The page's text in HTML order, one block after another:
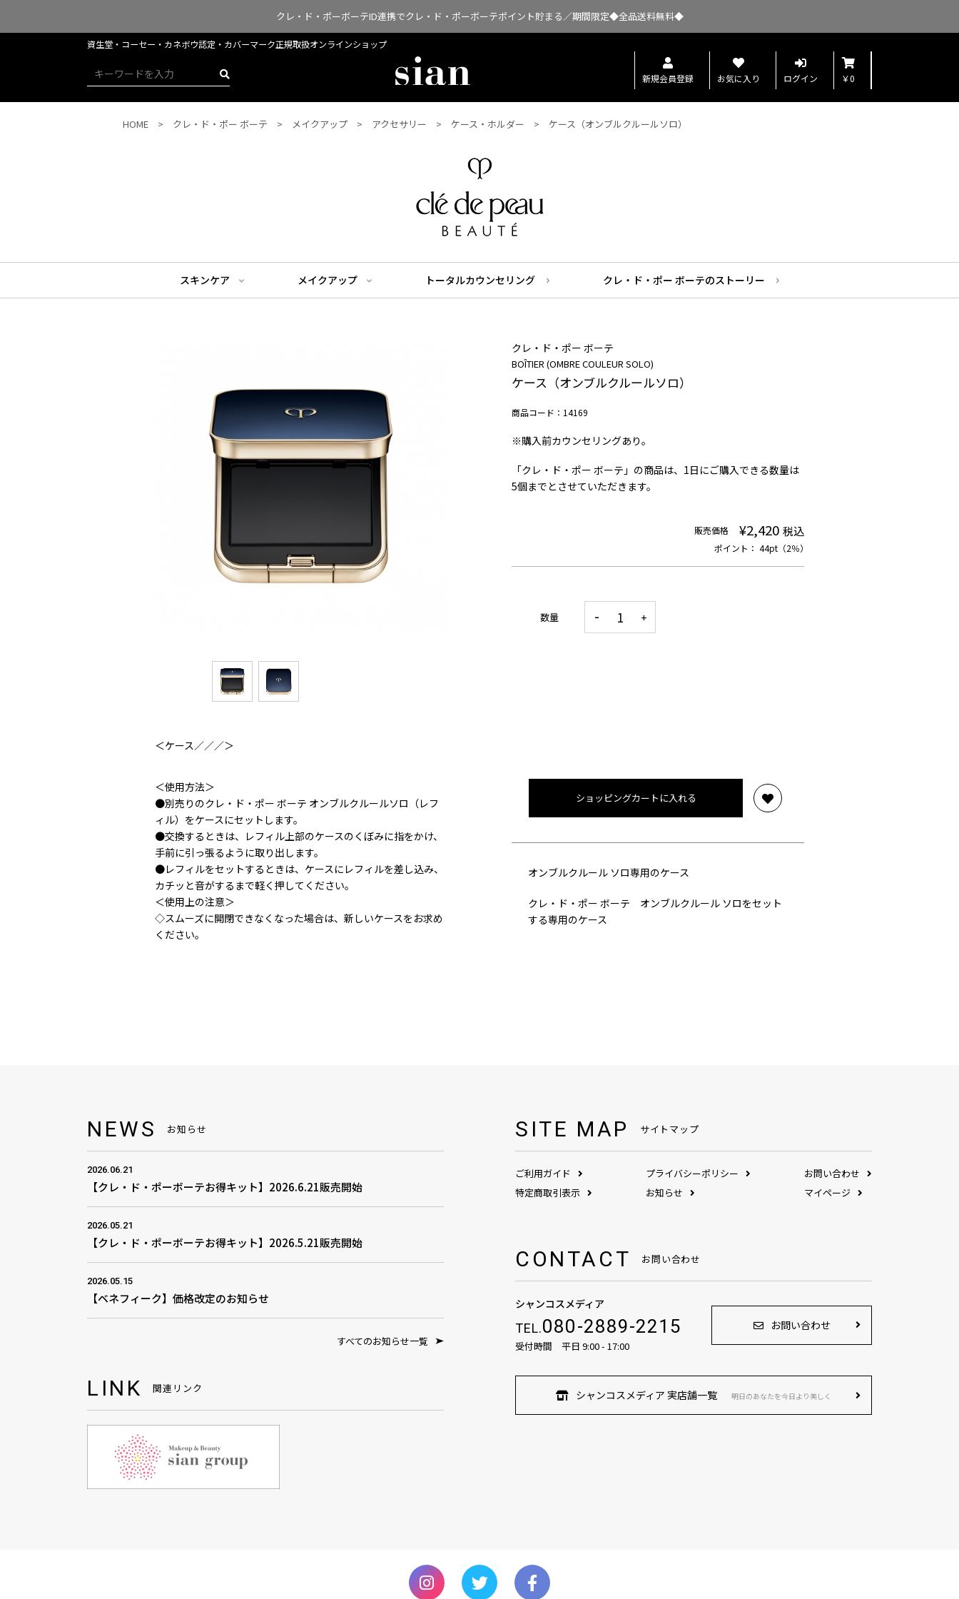
クレ・ド・ポーボーテID連携でクレ・ド・ポーボーテポイント貯まる／期間限定◆全品送料無料◆
新規会員登録 お気に入り ログイン ￥0
資生堂・コーセー・カネボウ認定・​​​​​​カバーマーク正規取扱オンラインショップ
HOME クレ・ド・ポー ボーテ メイクアップ アクセサリー ケース・ホルダー ケース（オンブルクルールソロ）
スキンケア メイクアップ トータルカウンセリング クレ・ド・ポー ボーテのストーリー
＜ケース／／／＞
クレ・ド・ポー ボーテ
BOÎTIER (OMBRE COULEUR SOLO)
ケース（オンブルクルールソロ）
商品コード：14169
※購入前カウンセリングあり。
「クレ・ド・ポー ボーテ」の商品は、1日にご購入できる数量は
5個までとさせていただきます。
販売価格 ¥2,420 税込
ポイント： 44pt（2％）
数量
＜使用方法＞
●別売りのクレ・ド・ポー ボーテ オンブルクルールソロ（レフ
ィル）をケースにセットします。
●交換するときは、レフィル上部のケースのくぼみに指をかけ、
手前に引っ張るように取り出します。
●レフィルをセットするときは、ケースにレフィルを差し込み、
カチッと音がするまで軽く押してください。
＜使用上の注意＞
◇スムーズに開閉できなくなった場合は、新しいケースをお求め
ください。
ショッピングカートに入れる
オンブルクルール ソロ専用のケース
クレ・ド・ポー ボーテ オンブルクルール ソロをセット
する専用のケース
NEWS お知らせ
2026.06.21
【クレ・ド・ポーボーテお得キット】2026.6.21販売開始
2026.05.21
【クレ・ド・ポーボーテお得キット】2026.5.21販売開始
2026.05.15
【ベネフィーク】価格改定のお知らせ
すべてのお知らせ一覧
LINK 関連リンク
SITE MAP サイトマップ
ご利用ガイド
特定商取引表示
プライバシーポリシー
お知らせ
お問い合わせ
マイページ
CONTACT お問い合わせ
シャンコスメディア
TEL.080-2889-2215
受付時間 平日 9:00 - 17:00
お問い合わせ
シャンコスメディア 実店舗一覧 明日のあなたを今日より美しく